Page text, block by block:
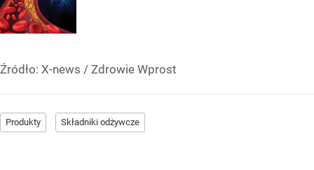
Źródło: X-news / Zdrowie Wprost
Produkty Składniki odżywcze